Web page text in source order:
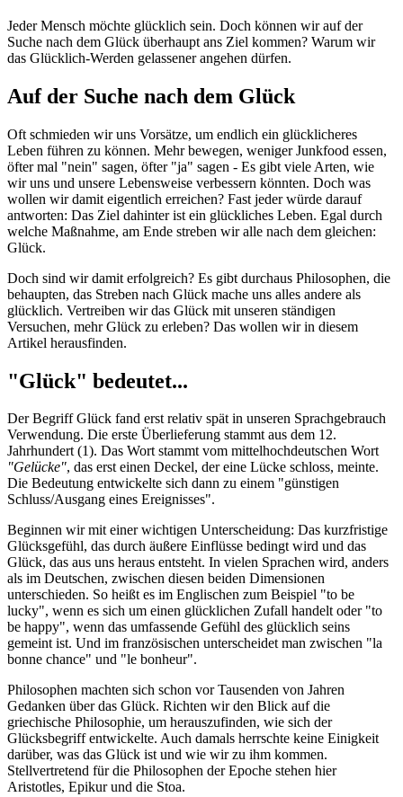
Jeder Mensch möchte glücklich sein. Doch können wir auf der
Suche nach dem Glück überhaupt ans Ziel kommen? Warum wir
das Glücklich-Werden gelassener angehen dürfen.
Auf der Suche nach dem Glück
Oft schmieden wir uns Vorsätze, um endlich ein glücklicheres
Leben führen zu können. Mehr bewegen, weniger Junkfood essen,
öfter mal "nein" sagen, öfter "ja" sagen - Es gibt viele Arten, wie
wir uns und unsere Lebensweise verbessern könnten. Doch was
wollen wir damit eigentlich erreichen? Fast jeder würde darauf
antworten: Das Ziel dahinter ist ein glückliches Leben. Egal durch
welche Maßnahme, am Ende streben wir alle nach dem gleichen:
Glück.
Doch sind wir damit erfolgreich? Es gibt durchaus Philosophen, die
behaupten, das Streben nach Glück mache uns alles andere als
glücklich. Vertreiben wir das Glück mit unseren ständigen
Versuchen, mehr Glück zu erleben? Das wollen wir in diesem
Artikel herausfinden.
"Glück" bedeutet...
Der Begriff Glück fand erst relativ spät in unseren Sprachgebrauch
Verwendung. Die erste Überlieferung stammt aus dem 12.
Jahrhundert (1). Das Wort stammt vom mittelhochdeutschen Wort
"Gelücke", das erst einen Deckel, der eine Lücke schloss, meinte.
Die Bedeutung entwickelte sich dann zu einem "günstigen
Schluss/Ausgang eines Ereignisses".
Beginnen wir mit einer wichtigen Unterscheidung: Das kurzfristige
Glücksgefühl, das durch äußere Einflüsse bedingt wird und das
Glück, das aus uns heraus entsteht. In vielen Sprachen wird, anders
als im Deutschen, zwischen diesen beiden Dimensionen
unterschieden. So heißt es im Englischen zum Beispiel "to be
lucky", wenn es sich um einen glücklichen Zufall handelt oder "to
be happy", wenn das umfassende Gefühl des glücklich seins
gemeint ist. Und im französischen unterscheidet man zwischen "la
bonne chance" und "le bonheur".
Philosophen machten sich schon vor Tausenden von Jahren
Gedanken über das Glück. Richten wir den Blick auf die
griechische Philosophie, um herauszufinden, wie sich der
Glücksbegriff entwickelte. Auch damals herrschte keine Einigkeit
darüber, was das Glück ist und wie wir zu ihm kommen.
Stellvertretend für die Philosophen der Epoche stehen hier
Aristotles, Epikur und die Stoa.